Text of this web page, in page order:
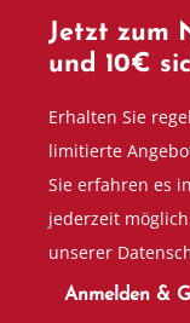
Jetzt zum
und 10€
Erhalten Sie
limitierte
Sie erfahren es
jederzeit
unserer
Anmelden &